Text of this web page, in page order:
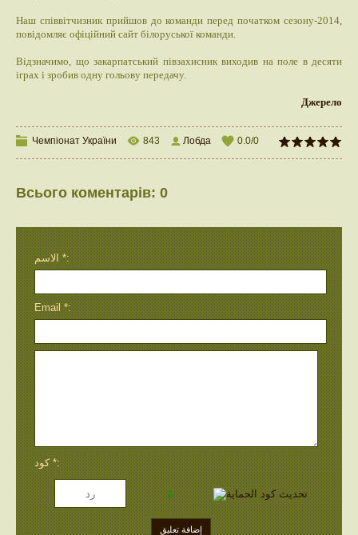
Наш співвітчизник прийшов до команди перед початком сезону-2014,
повідомляє офіційний сайт білоруської команди.
Відзначимо, що закарпатський півзахисник виходив на поле в десяти
іграх і зробив одну гольову передачу.
Джерело
Чемпіонат України 843 Лобда 0.0/0
Всього коментарів: 0
الاسم *:
Email *:
كود *: